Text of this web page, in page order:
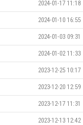
2024-01-17 11:18
2024-01-10 16:55
2024-01-03 09:31
2024-01-02 11:33
2023-12-25 10:17
2023-12-20 12:59
2023-12-17 11:31
2023-12-13 12:42